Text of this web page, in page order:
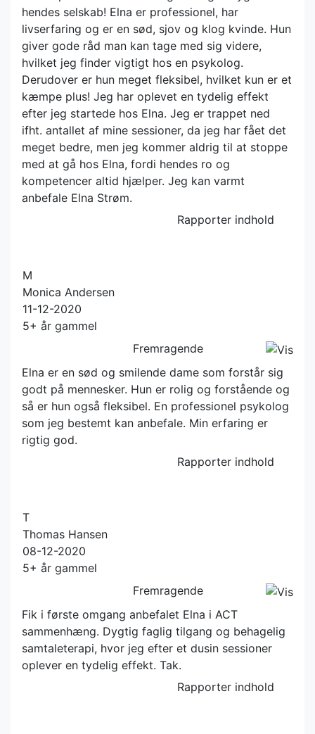
hendes selskab! Elna er professionel, har
livserfaring og er en sød, sjov og klog kvinde. Hun
giver gode råd man kan tage med sig videre,
hvilket jeg finder vigtigt hos en psykolog.
Derudover er hun meget fleksibel, hvilket kun er et
kæmpe plus! Jeg har oplevet en tydelig effekt
efter jeg startede hos Elna. Jeg er trappet ned
ifht. antallet af mine sessioner, da jeg har fået det
meget bedre, men jeg kommer aldrig til at stoppe
med at gå hos Elna, fordi hendes ro og
kompetencer altid hjælper. Jeg kan varmt
anbefale Elna Strøm.
Rapporter indhold
M
Monica Andersen
11-12-2020
5+ år gammel
Fremragende
Elna er en sød og smilende dame som forstår sig
godt på mennesker. Hun er rolig og forstående og
så er hun også fleksibel. En professionel psykolog
som jeg bestemt kan anbefale. Min erfaring er
rigtig god.
Rapporter indhold
T
Thomas Hansen
08-12-2020
5+ år gammel
Fremragende
Fik i første omgang anbefalet Elna i ACT
sammenhæng. Dygtig faglig tilgang og behagelig
samtaleterapi, hvor jeg efter et dusin sessioner
oplever en tydelig effekt. Tak.
Rapporter indhold